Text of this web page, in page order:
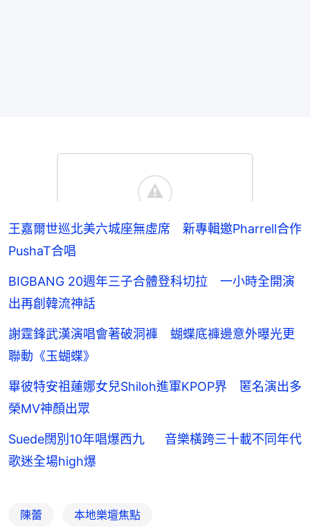
王嘉爾世巡北美六城座無虛席 新專輯邀Pharrell合作
PushaT合唱
BIGBANG 20週年三子合體登科切拉 一小時全開演
出再創韓流神話
謝霆鋒武漢演唱會著破洞褲 蝴蝶底褲邊意外曝光更
聯動《玉蝴蝶》
畢彼特安祖蓮娜女兒Shiloh進軍KPOP界 匿名演出多
榮MV神顏出眾
Suede闊別10年唱爆西九 音樂橫跨三十載不同年代
歌迷全場high爆
陳蕾 本地樂壇焦點